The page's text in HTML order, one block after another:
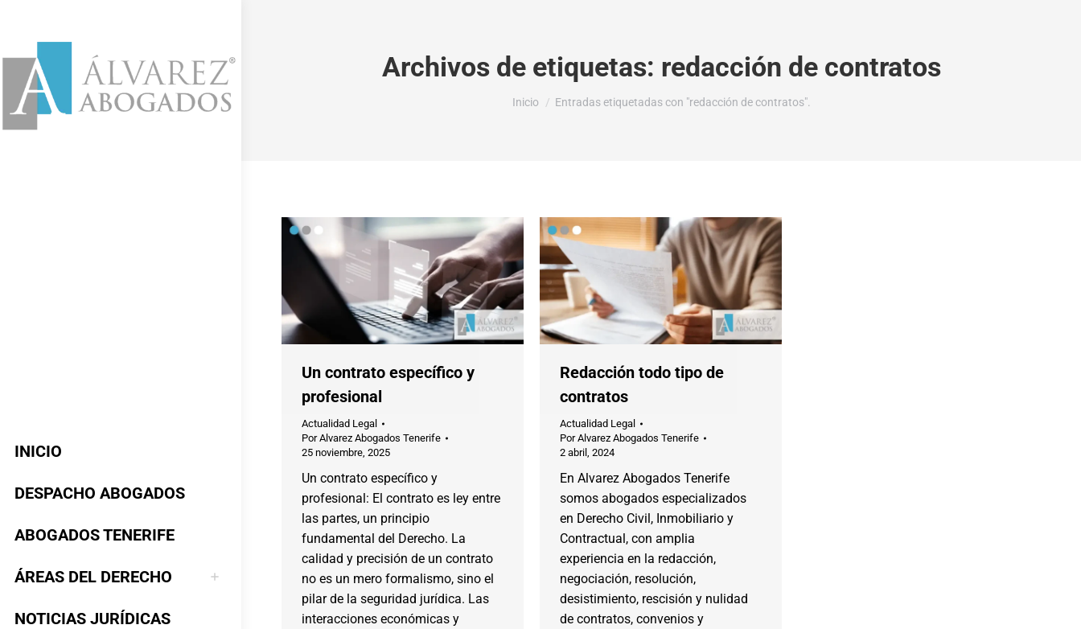
INICIO
DESPACHO ABOGADOS
ABOGADOS TENERIFE
ÁREAS DEL DERECHO
NOTICIAS JURÍDICAS
Archivos de etiquetas: redacción de contratos
Estás aquí:
Inicio Entradas etiquetadas con "redacción de contratos".
Un contrato específico y
profesional
Actualidad Legal
PorAlvarez Abogados Tenerife
25 noviembre, 2025
Un contrato específico y
profesional: El contrato es ley entre
las partes, un principio
fundamental del Derecho. La
calidad y precisión de un contrato
no es un mero formalismo, sino el
pilar de la seguridad jurídica. Las
interacciones económicas y
Redacción todo tipo de
contratos
Actualidad Legal
PorAlvarez Abogados Tenerife
2 abril, 2024
En Alvarez Abogados Tenerife
somos abogados especializados
en Derecho Civil, Inmobiliario y
Contractual, con amplia
experiencia en la redacción,
negociación, resolución,
desistimiento, rescisión y nulidad
de contratos, convenios y